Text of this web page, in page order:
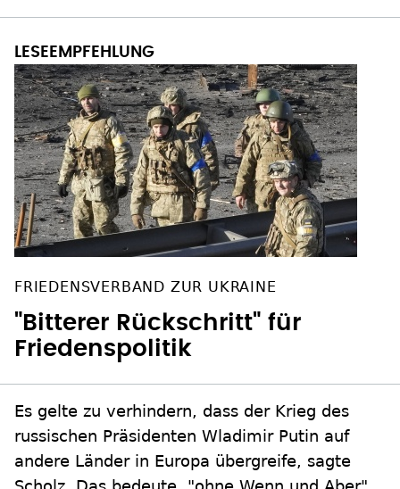
FRIEDENSVERBAND ZUR UKRAINE
"Bitterer Rückschritt" für
Friedenspolitik
Es gelte zu verhindern, dass der Krieg des
russischen Präsidenten Wladimir Putin auf
andere Länder in Europa übergreife, sagte